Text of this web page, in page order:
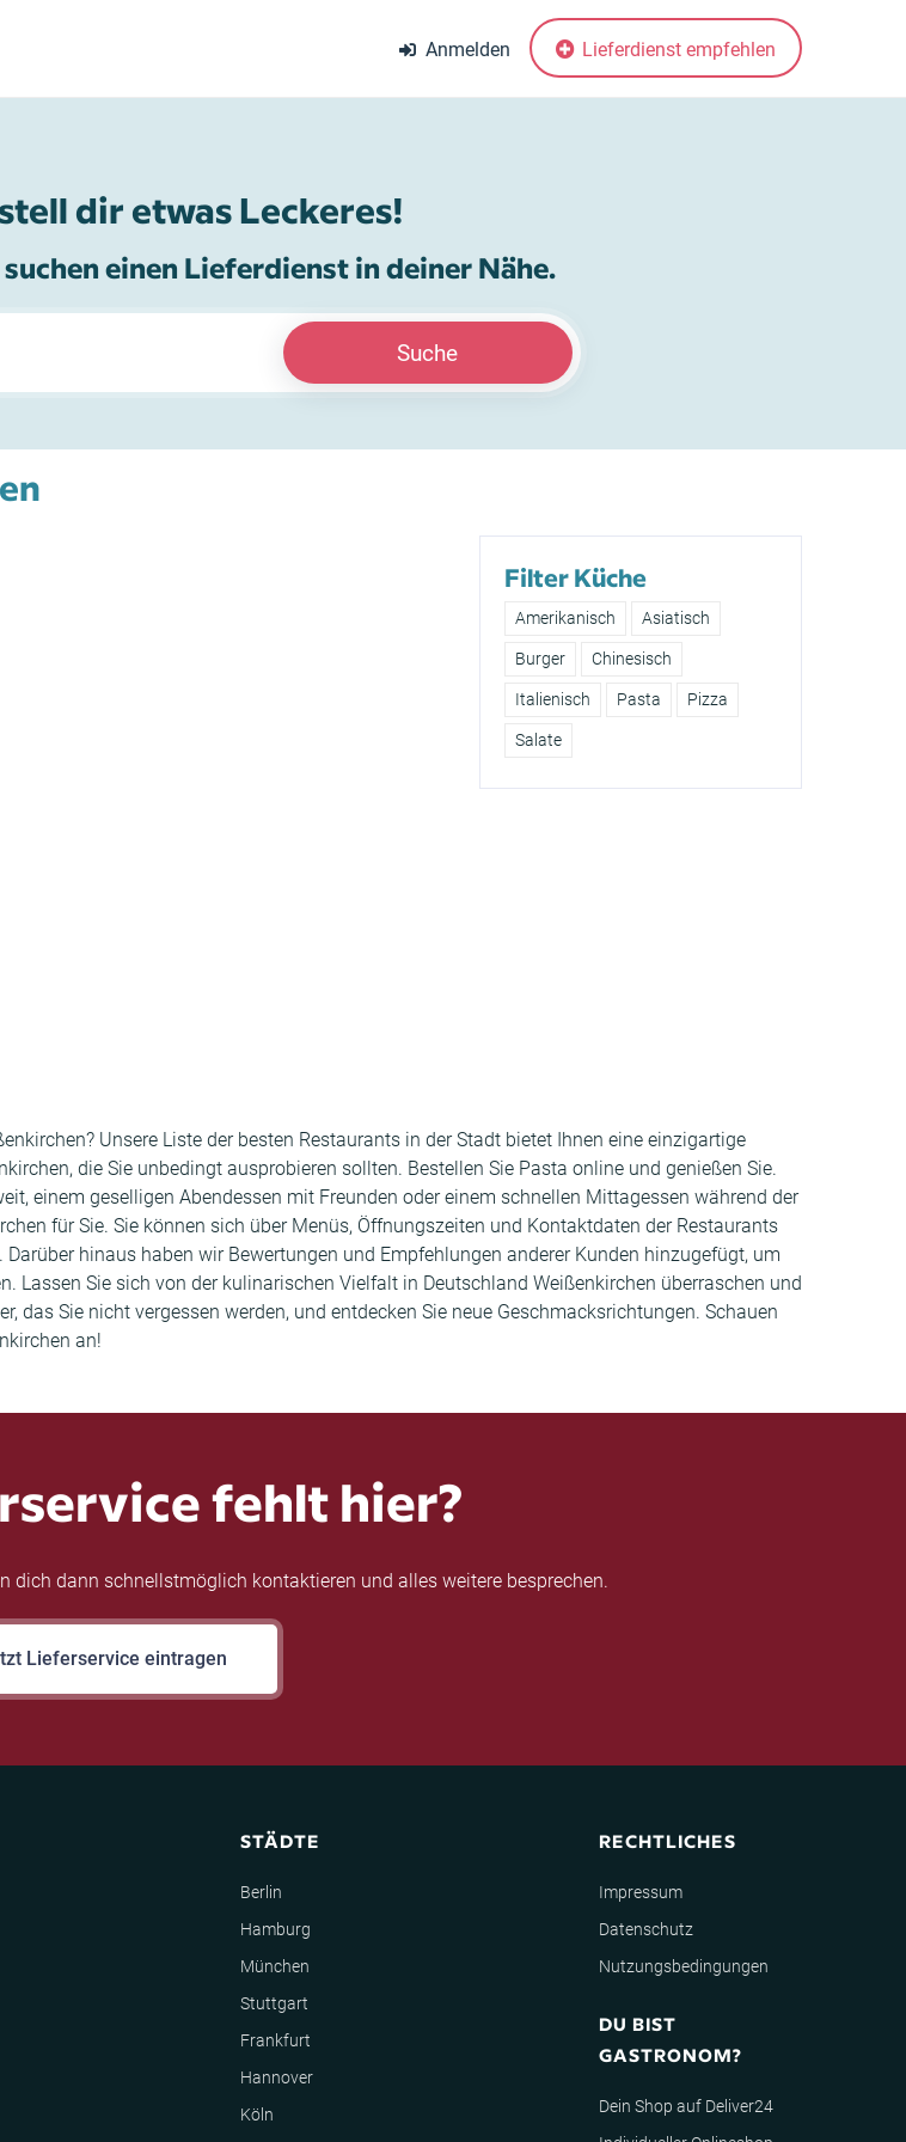
Anmelden Lieferdienst empfehlen
dir etwas Leckeres!
einen Lieferdienst in deiner Nähe.
Suche
Filter Küche
Amerikanisch Asiatisch
Burger Chinesisch
Italienisch Pasta Pizza
Salate
Unsere Liste der besten Restaurants in der Stadt bietet Ihnen eine einzigartige
die Sie unbedingt ausprobieren sollten. Bestellen Sie Pasta online und genießen Sie.
einem geselligen Abendessen mit Freunden oder einem schnellen Mittagessen während der
für Sie. Sie können sich über Menüs, Öffnungszeiten und Kontaktdaten der Restaurants
hinaus haben wir Bewertungen und Empfehlungen anderer Kunden hinzugefügt, um
Lassen Sie sich von der kulinarischen Vielfalt in Deutschland Weißenkirchen überraschen und
das Sie nicht vergessen werden, und entdecken Sie neue Geschmacksrichtungen. Schauen
an!
fehlt hier?
dich dann schnellstmöglich kontaktieren und alles weitere besprechen.
Lieferservice eintragen
STÄDTE
Berlin
Hamburg
München
Stuttgart
Frankfurt
Hannover
Köln
RECHTLICHES
Impressum
Datenschutz
Nutzungsbedingungen
DU BIST
GASTRONOM?
Dein Shop auf Deliver24